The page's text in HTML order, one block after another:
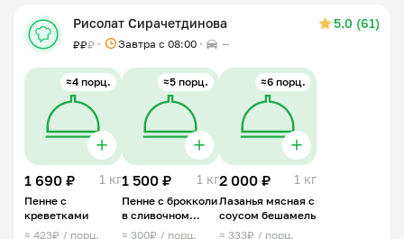
Рисолат Сирачетдинова 5.0 (61)
₽₽₽ Завтра c 08:00 —
≈4 порц.
1 690 ₽ 1 кг
Пенне с
креветками
≈ 423₽ / порц.
≈5 порц.
1 500 ₽ 1 кг
Пенне с брокколи
в сливочном
соусе
≈ 300₽ / порц.
≈6 порц.
2 000 ₽ 1 кг
Лазанья мясная с
соусом бешамель
≈ 333₽ / порц.